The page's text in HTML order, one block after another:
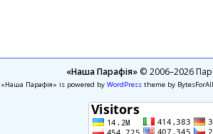
«Наша Парафія»© 2006–2026
«Наша Парафія» is powered by WordPresstheme by